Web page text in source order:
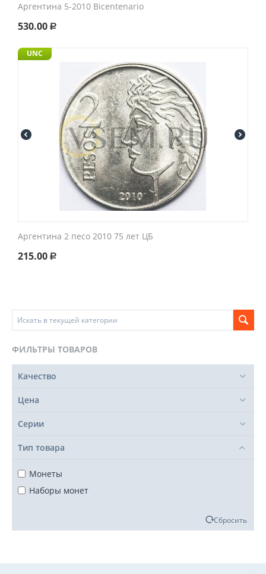
Аргентина 5-2010 Bicentenario
530.00 Р
UNC
Аргентина 2 песо 2010 75 лет ЦБ
215.00 Р
ФИЛЬТРЫ ТОВАРОВ
Качество
Цена
Серии
Тип товара
Монеты
Наборы монет
Сбросить